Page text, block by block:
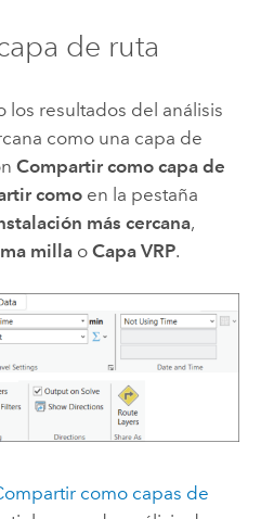
de ruta
los resultados del análisis
como una capa de
Compartir como capa de
comoen la pestaña
más cercana,
millao Capa VRP.
como capas de